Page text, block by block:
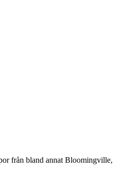
från bland annat Bloomingville,